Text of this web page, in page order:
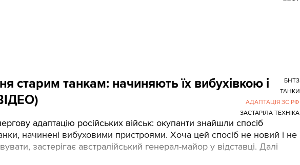
старим танкам: начиняють їх вибухівкою і
адаптацію російських військ: окупанти знайшли спосіб
начинені вибуховими пристроями. Хоча цей спосіб не новий і не
застерігає австралійський генерал-майор у відставці. Далі
БНТЗ
ТАНКИ
АДАПТАЦІЯ ЗС РФ
ЗАСТАРІЛА ТЕХНІКА